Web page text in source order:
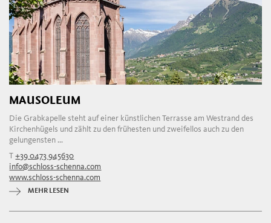
MAUSOLEUM
Die Grabkapelle steht auf einer künstlichen Terrasse am Westrand des
Kirchenhügels und zählt zu den frühesten und zweifellos auch zu den
gelungensten ...
T+39 0473 945630
info@schloss-schenna.com
www.schloss-schenna.com
MEHR LESEN